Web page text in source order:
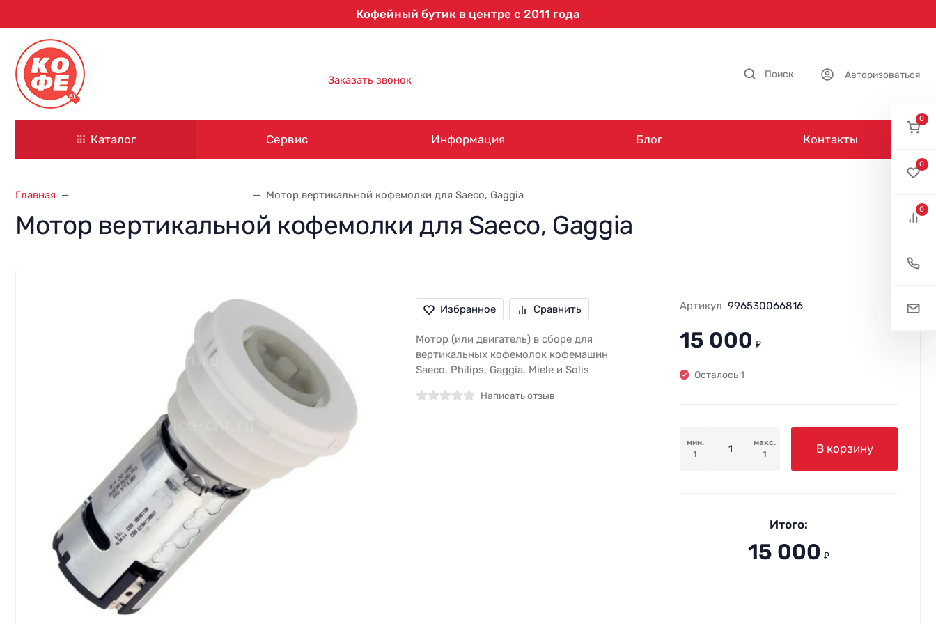
Кофейный бутик в центре с 2011 года
Заказать звонок Поиск Авторизоваться
Каталог Сервис Информация Блог Контакты
Главная Мотор вертикальной кофемолки для Saeco, Gaggia
Мотор вертикальной кофемолки для Saeco, Gaggia
Избранное Сравнить
Мотор (или двигатель) в сборе для
вертикальных кофемолок кофемашин
Saeco, Philips, Gaggia, Miele и Solis
Написать отзыв
Артикул 996530066816
15 000 ₽
Осталось 1
мин.
1
макс.
1
В корзину
Итого:
15 000 ₽
0
0
0